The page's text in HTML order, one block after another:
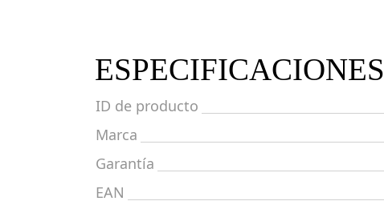
ESPECIFICACIONES
ID de producto
Marca
Garantía
EAN